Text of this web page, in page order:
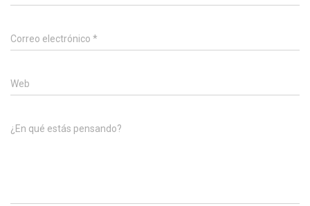
Correo electrónico *
Web
¿En qué estás pensando?